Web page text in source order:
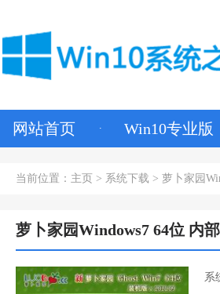
网站首页 Win10专业版
当前位置： 主页 > 系统下载 > 萝卜家园
萝卜家园Windows7 64位 内
系